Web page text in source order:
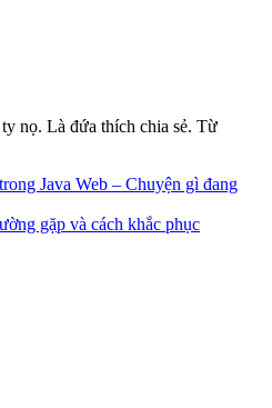
nọ. Là đứa thích chia sẻ. Từ
Java Web – Chuyện gì đang
gặp và cách khắc phục